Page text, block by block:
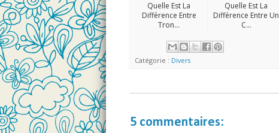
Quelle Est La
Différence Entre
Tron...
Quelle Est La
Différence Entre Un
C...
Catégorie : Divers
5 commentaires: